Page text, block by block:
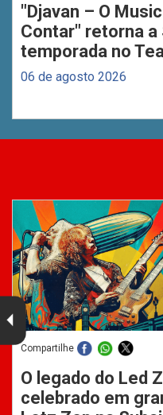
"Djavan – O
Contar" retorna a
temporada no
06 de agosto 2026
Compartilhe
O legado do Led
celebrado em